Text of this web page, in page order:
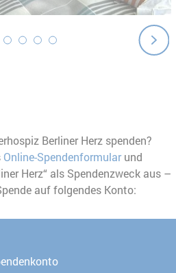
Berliner Herz spenden?
Online-Spendenformularund
Herz“ als Spendenzweck aus –
auf folgendes Konto: